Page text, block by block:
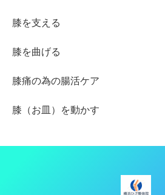
膝を支える
膝を曲げる
膝痛の為の腸活ケア
膝（お皿）を動かす